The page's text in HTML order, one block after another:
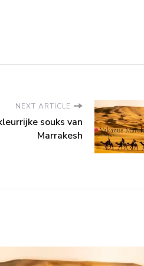
NEXT ARTICLE
souks van
Marrakesh